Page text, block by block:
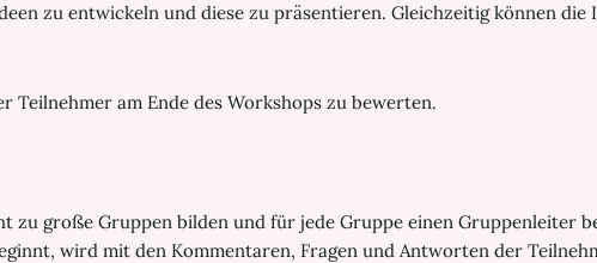
zu entwickeln und diese zu präsentieren. Gleichzeitig können die
am Ende des Workshops zu bewerten.
zu große Gruppen bilden und für jede Gruppe einen Gruppenleiter
wird mit den Kommentaren, Fragen und Antworten der